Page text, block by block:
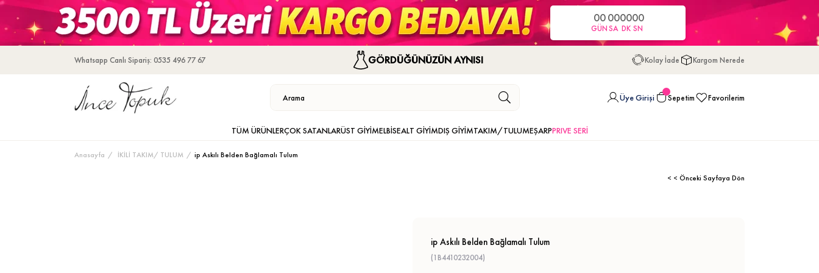
00
GÜN
00
SA
00
DK
00
SN
Whatsapp Canlı Sipariş: 0535 496 77 67 GÖRDÜĞÜNÜZÜN AYNISI Kolay İade Kargom Nerede
Üye Girişi Sepetim Favorilerim
TÜM ÜRÜNLERÇOK SATANLARÜST GİYİMELBİSEALT GİYİMDIŞ GİYİMTAKIM/TULUMEŞARPPRIVE SERİ
Anasayfa İKİLİ TAKIM/ TULUM ip Askılı Belden Bağlamalı Tulum
< < Önceki Sayfaya Dön
ip Askılı Belden Bağlamalı Tulum
(1B4410232004)